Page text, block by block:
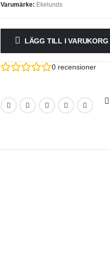
Varumärke: Ekelunds
LÄGG TILL I VARUKORG
0 recensioner